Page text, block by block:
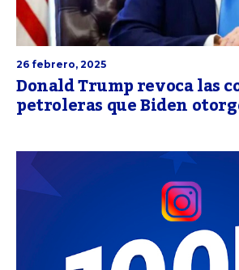
26 febrero, 2025
Donald Trump revoca las
petroleras que Biden